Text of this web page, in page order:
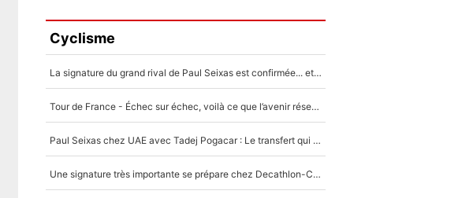
Cyclisme
La signature du grand rival de Paul Seixas est confirmée... et c'est une excellente nouvelle pour l'équipe Decathlon-CMA CGM !
Tour de France - Échec sur échec, voilà ce que l’avenir réserve à Paul Seixas : «Tant qu’il y aura un Pogacar comme celui-là...»
Paul Seixas chez UAE avec Tadej Pogacar : Le transfert qui effraie le peloton, «c’est la pire des choses qui puisse arriver»
Une signature très importante se prépare chez Decathlon-CMA CGM pour aider Paul Seixas à gagner le Tour de France 2027